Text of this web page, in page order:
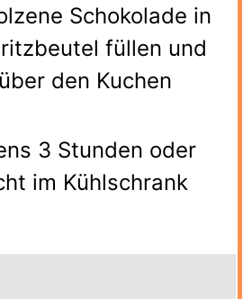
Schokolade in
füllen und
den Kuchen
3 Stunden oder
im Kühlschrank